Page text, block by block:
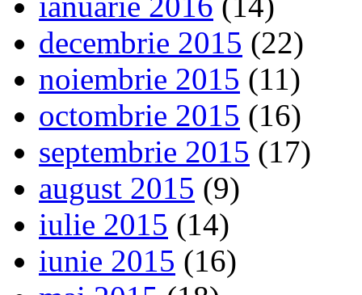
decembrie 2015 (22)
noiembrie 2015 (11)
octombrie 2015 (16)
septembrie 2015 (17)
august 2015 (9)
iulie 2015 (14)
iunie 2015 (16)